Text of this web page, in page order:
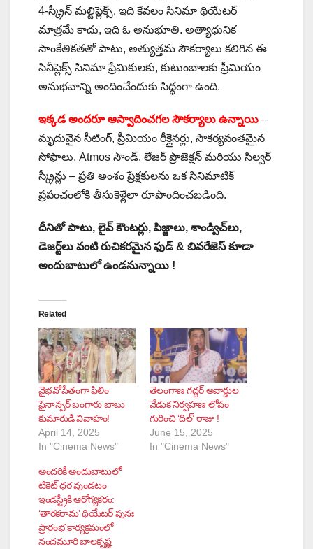
4-స్క్రీన్ మల్టిప్లెక్స్. ఇది కేవలం సినిమా థియేటర్
మాత్రమే కాదు, ఇది ఓ అనుభూతి. అత్యాధునిక
సాంకేతికతతో పాటు, అత్యుత్తమ సౌకర్యాలు కలిగిన ఈ
సినీప్లెక్స్ సినిమా ప్రేమికులకు, కుటుంబాలకు ప్రీమియం
అనుభవాన్ని అందించేందుకు సిద్ధంగా ఉంది.
ఇక్కడ అందరూ ఆస్వాదించగల సౌకర్యాలు ఉన్నాయి –
మృదువైన సీటింగ్, ప్రీమియం రీక్లైనర్లు, సౌకర్యవంతమైన
సోఫాలు, Atmos సౌండ్, లేజర్ ప్రొజెక్షన్ మరియు సిల్వర్
స్క్రీన్లు – ప్రతి అంశం ప్రేక్షకులను ఒక సినిమాటిక్
ప్రపంచంలోకి తీసుకెళ్లేలా రూపొందించబడింది.
దీనితో పాటు, లైవ్ కౌంటర్లు, పిజ్జాలు, శాండ్విచ్‌లు,
డెజర్ట్‌లు వంటి రుచికరమైన ఫుడ్ & బివరేజెస్ కూడా
అందుబాటులో ఉండనున్నాయి !
Related
వైభవోపేతంగా ఫిలిం
ఫైనాన్సర్ బంగారు బాబు
కుమారుడి వివాహం!
April 14, 2025
In "Cinema News"
తెలంగాణ గద్దర్‌ అవార్డుల
వేడుక నిర్వహణ లోపం
గురించి ‘దిల్’ రాజు !
June 15, 2025
In "Cinema News"
అందరికీ అందుబాటులో
టికెట్ ధర వుండటం
ఇండస్ట్రీకి ఆరోగ్యకరం:
‘తారకరామ’ థియేటర్ పునః
ప్రారంభ కార్యక్రమంలో
నందమూరి బాలకృష్ణ